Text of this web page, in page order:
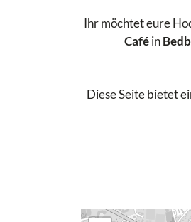
Ihr möchtet eure
Caféin
Diese Seite bietet